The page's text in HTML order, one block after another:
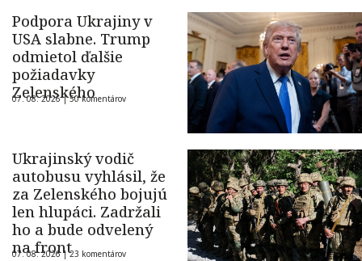
Podpora Ukrajiny v
USA slabne. Trump
odmietol ďalšie
požiadavky
Zelenského
07. 08. 2026 |50 komentárov
Ukrajinský vodič
autobusu vyhlásil, že
za Zelenského bojujú
len hlupáci. Zadržali
ho a bude odvelený
na front
07. 08. 2026 |23 komentárov